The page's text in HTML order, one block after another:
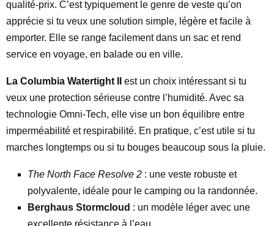
qualité-prix. C’est typiquement le genre de veste qu’on
apprécie si tu veux une solution simple, légère et facile à
emporter. Elle se range facilement dans un sac et rend
service en voyage, en balade ou en ville.
La Columbia Watertight II
est un choix intéressant si tu
veux une protection sérieuse contre l’humidité. Avec sa
technologie Omni-Tech, elle vise un bon équilibre entre
imperméabilité et respirabilité. En pratique, c’est utile si tu
marches longtemps ou si tu bouges beaucoup sous la pluie.
The North Face Resolve 2 : une veste robuste et
polyvalente, idéale pour le camping ou la randonnée.
Berghaus Stormcloud : un modèle léger avec une
excellente résistance à l’eau.